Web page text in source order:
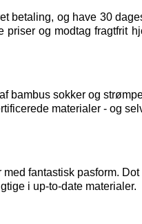
betaling, og have 30
og modtag fragtfrit
bambus sokker og
materialer - og
fantastisk pasform.
i up-to-date materialer.